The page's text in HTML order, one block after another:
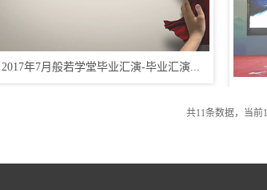
2017年7月般若学堂毕业汇演-毕业汇演...
共11条数据，当前1